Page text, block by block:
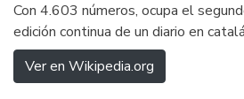
Con 4.603 números, ocupa el
edición continua de un diario en
Ver en Wikipedia.org